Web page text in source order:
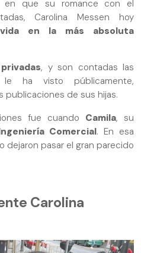
que su romance con el
Carolina Messen hoy
en la más absoluta
privadas, y son contadas las
ha visto públicamente,
publicaciones de sus hijas.
fue cuando Camila, su
Comercial. En esa
dejaron pasar el gran parecido
Carolina